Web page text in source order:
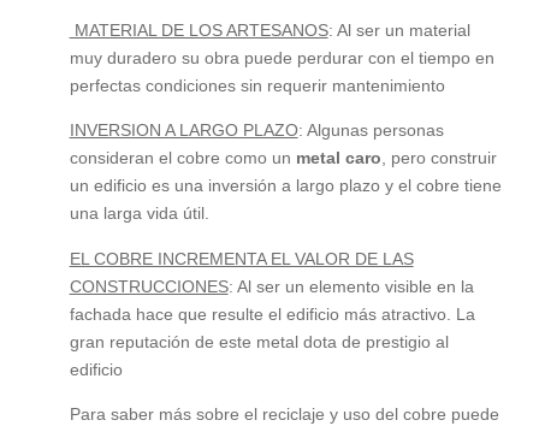
MATERIAL DE LOS ARTESANOS: Al ser un material
muy duradero su obra puede perdurar con el tiempo en
perfectas condiciones sin requerir mantenimiento
INVERSION A LARGO PLAZO: Algunas personas
consideran el cobre como un metal caro, pero construir
un edificio es una inversión a largo plazo y el cobre tiene
una larga vida útil.
EL COBRE INCREMENTA EL VALOR DE LAS
CONSTRUCCIONES: Al ser un elemento visible en la
fachada hace que resulte el edificio más atractivo. La
gran reputación de este metal dota de prestigio al
edificio
Para saber más sobre el reciclaje y uso del cobre puede